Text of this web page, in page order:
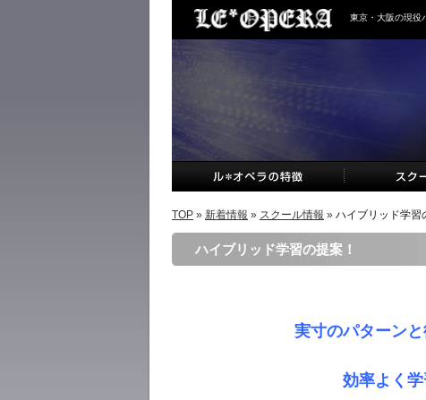
東京・大阪の現役
TOP » 新着情報 » スクール情報 » ハイブリッド学習
ハイブリッド学習の提案！
実寸のパターン
効率よく学